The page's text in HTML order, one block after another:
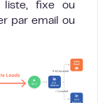
liste, fixe ou
par email ou